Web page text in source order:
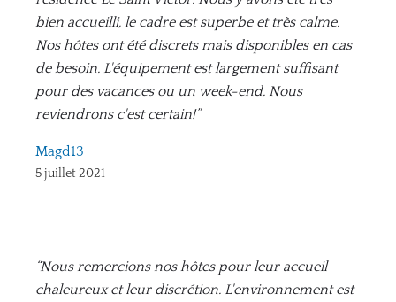
bien accueilli, le cadre est superbe et très calme.
Nos hôtes ont été discrets mais disponibles en cas
de besoin. L'équipement est largement suffisant
pour des vacances ou un week-end. Nous
reviendrons c'est certain!”
Magd13
5 juillet 2021
“Nous remercions nos hôtes pour leur accueil
chaleureux et leur discrétion. L'environnement est